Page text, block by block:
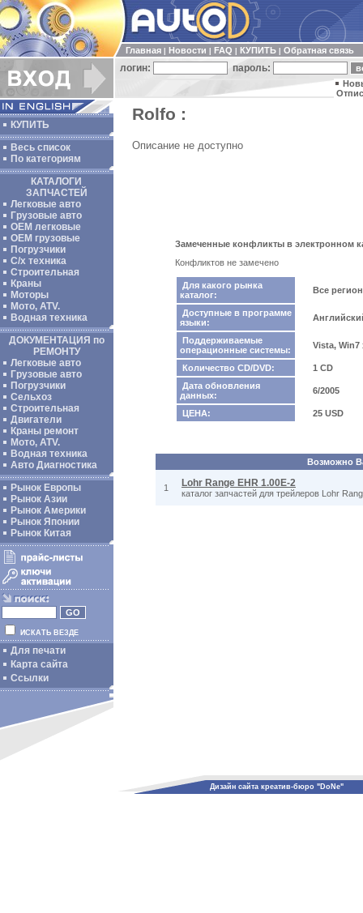
Главная Новости FAQ КУПИТЬ Обратная связь
логин: пароль:
КУПИТЬ
Весь список
По категориям
КАТАЛОГИ
ЗАПЧАСТЕЙ
Легковые авто
Грузовые авто
ОЕМ легковые
OEM грузовые
Погрузчики
С/х техника
Строительная
Краны
Моторы
Мото, ATV.
Водная техника
ДОКУМЕНТАЦИЯ по
РЕМОНТУ
Легковые авто
Грузовые авто
Погрузчики
Сельхоз
Строительная
Двигатели
Краны ремонт
Мото, ATV.
Водная техника
Авто Диагностика
Рынок Европы
Рынок Азии
Рынок Америки
Рынок Японии
Рынок Китая
ИСКАТЬ ВЕЗДЕ
Для печати
Карта сайта
Ссылки
Rolfo :
Описание не доступно
Замеченные конфликты в электронном
Конфликтов не замечено
Для какого рынка
каталог:
Все
Доступные в программе
языки:
Поддерживаемые
операционные системы:
Vista, Win7
Количество CD/DVD:
1 CD
Дата обновления
данных:
6/2005
ЦЕНА: 25 USD
Возможно
1 Lohr Range EHR 1.00E-2
каталог запчастей для трейлеров Lohr
Дизайн сайта креатив-бюро "DoNe"